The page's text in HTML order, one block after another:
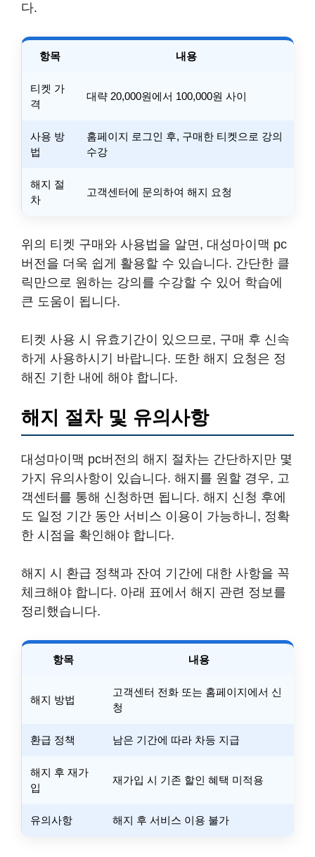
다.
항목 내용
티켓 가
격
대략 20,000원에서 100,000원 사이
사용 방
법
홈페이지 로그인 후, 구매한 티켓으로 강의
수강
해지 절
차
고객센터에 문의하여 해지 요청
위의 티켓 구매와 사용법을 알면, 대성마이맥 pc
버전을 더욱 쉽게 활용할 수 있습니다. 간단한 클
릭만으로 원하는 강의를 수강할 수 있어 학습에
큰 도움이 됩니다.
티켓 사용 시 유효기간이 있으므로, 구매 후 신속
하게 사용하시기 바랍니다. 또한 해지 요청은 정
해진 기한 내에 해야 합니다.
해지 절차 및 유의사항
대성마이맥 pc버전의 해지 절차는 간단하지만 몇
가지 유의사항이 있습니다. 해지를 원할 경우, 고
객센터를 통해 신청하면 됩니다. 해지 신청 후에
도 일정 기간 동안 서비스 이용이 가능하니, 정확
한 시점을 확인해야 합니다.
해지 시 환급 정책과 잔여 기간에 대한 사항을 꼭
체크해야 합니다. 아래 표에서 해지 관련 정보를
정리했습니다.
항목 내용
해지 방법
고객센터 전화 또는 홈페이지에서 신
청
환급 정책 남은 기간에 따라 차등 지급
해지 후 재가
입
재가입 시 기존 할인 혜택 미적용
유의사항 해지 후 서비스 이용 불가